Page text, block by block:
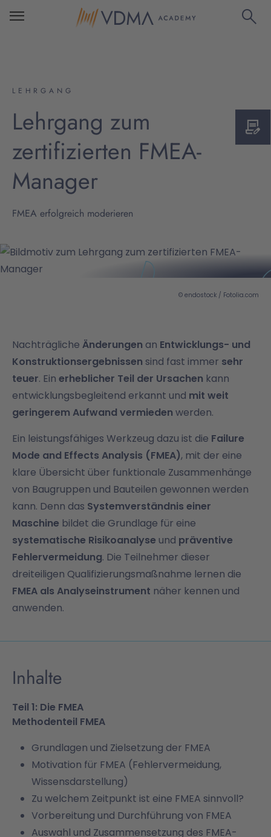
LEHRGANG
Lehrgang zum
zertifizierten FMEA-
Manager
FMEA erfolgreich moderieren
© endostock / Fotolia.com
Nachträgliche Änderungen an Entwicklungs- und
Konstruktionsergebnissen sind fast immer sehr
teuer. Ein erheblicher Teil der Ursachen kann
entwicklungsbegleitend erkannt und mit weit
geringerem Aufwand vermieden werden.
Ein leistungsfähiges Werkzeug dazu ist die Failure
Mode and Effects Analysis (FMEA), mit der eine
klare Übersicht über funktionale Zusammenhänge
von Baugruppen und Bauteilen gewonnen werden
kann. Denn das Systemverständnis einer
Maschine bildet die Grundlage für eine
systematische Risikoanalyse und präventive
Fehlervermeidung. Die Teilnehmer dieser
dreiteiligen Qualifizierungsmaßnahme lernen die
FMEA als Analyseinstrument näher kennen und
anwenden.
Inhalte
Teil 1: Die FMEA
Methodenteil FMEA
Grundlagen und Zielsetzung der FMEA
Motivation für FMEA (Fehlervermeidung,
Wissensdarstellung)
Zu welchem Zeitpunkt ist eine FMEA sinnvoll?
Vorbereitung und Durchführung von FMEA
Auswahl und Zusammensetzung des FMEA-